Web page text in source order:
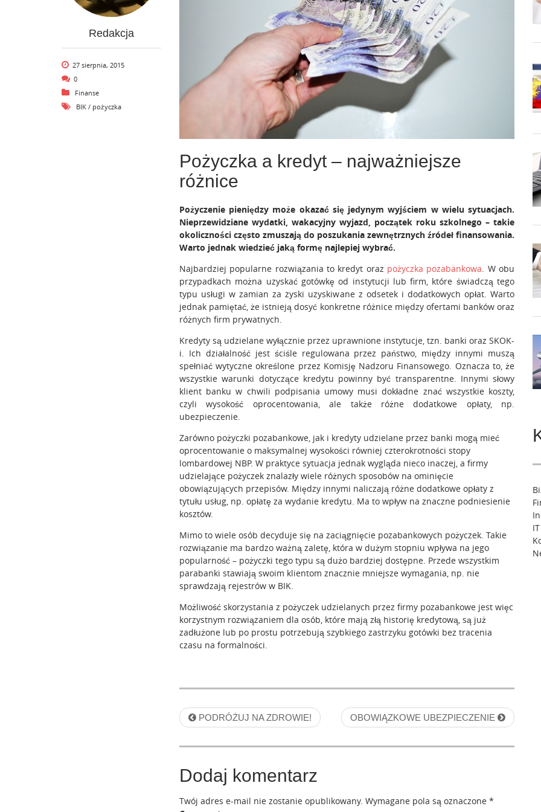
Redakcja
27 sierpnia, 2015
0
Finanse
BIK / pożyczka
Pożyczka a kredyt – najważniejsze
różnice
Pożyczenie pieniędzy może okazać się jedynym wyjściem w wielu sytuacjach.
Nieprzewidziane wydatki, wakacyjny wyjazd, początek roku szkolnego – takie
okoliczności często zmuszają do poszukania zewnętrznych źródeł finansowania.
Warto jednak wiedzieć jaką formę najlepiej wybrać.
Najbardziej popularne rozwiązania to kredyt oraz pożyczka pozabankowa . W obu
przypadkach można uzyskać gotówkę od instytucji lub firm, które świadczą tego
typu usługi w zamian za zyski uzyskiwane z odsetek i dodatkowych opłat. Warto
jednak pamiętać, że istnieją dosyć konkretne różnice między ofertami banków oraz
różnych firm prywatnych.
Kredyty są udzielane wyłącznie przez uprawnione instytucje, tzn. banki oraz SKOK-
i. Ich działalność jest ściśle regulowana przez państwo, między innymi muszą
spełniać wytyczne określone przez Komisję Nadzoru Finansowego. Oznacza to, że
wszystkie warunki dotyczące kredytu powinny być transparentne. Innymi słowy
klient banku w chwili podpisania umowy musi dokładne znać wszystkie koszty,
czyli wysokość oprocentowania, ale także różne dodatkowe opłaty, np.
ubezpieczenie.
Zarówno pożyczki pozabankowe, jak i kredyty udzielane przez banki mogą mieć
oprocentowanie o maksymalnej wysokości równiej czterokrotności stopy
lombardowej NBP. W praktyce sytuacja jednak wygląda nieco inaczej, a firmy
udzielające pożyczek znalazły wiele różnych sposobów na ominięcie
obowiązujących przepisów. Między innymi naliczają różne dodatkowe opłaty z
tytułu usług, np. opłatę za wydanie kredytu. Ma to wpływ na znaczne podniesienie
kosztów.
Mimo to wiele osób decyduje się na zaciągnięcie pozabankowych pożyczek. Takie
rozwiązanie ma bardzo ważną zaletę, która w dużym stopniu wpływa na jego
popularność – pożyczki tego typu są dużo bardziej dostępne. Przede wszystkim
parabanki stawiają swoim klientom znacznie mniejsze wymagania, np. nie
sprawdzają rejestrów w BIK.
Możliwość skorzystania z pożyczek udzielanych przez firmy pozabankowe jest więc
korzystnym rozwiązaniem dla osób, które mają złą historię kredytową, są już
zadłużone lub po prostu potrzebują szybkiego zastrzyku gotówki bez tracenia
czasu na formalności.
P
t
n
PODRÓŻUJ NA ZDROWIE! OBOWIĄZKOWE UBEZPIECZENIE
Dodaj komentarz
Twój adres e-mail nie zostanie opublikowany. Wymagane pola są oznaczone *
IT